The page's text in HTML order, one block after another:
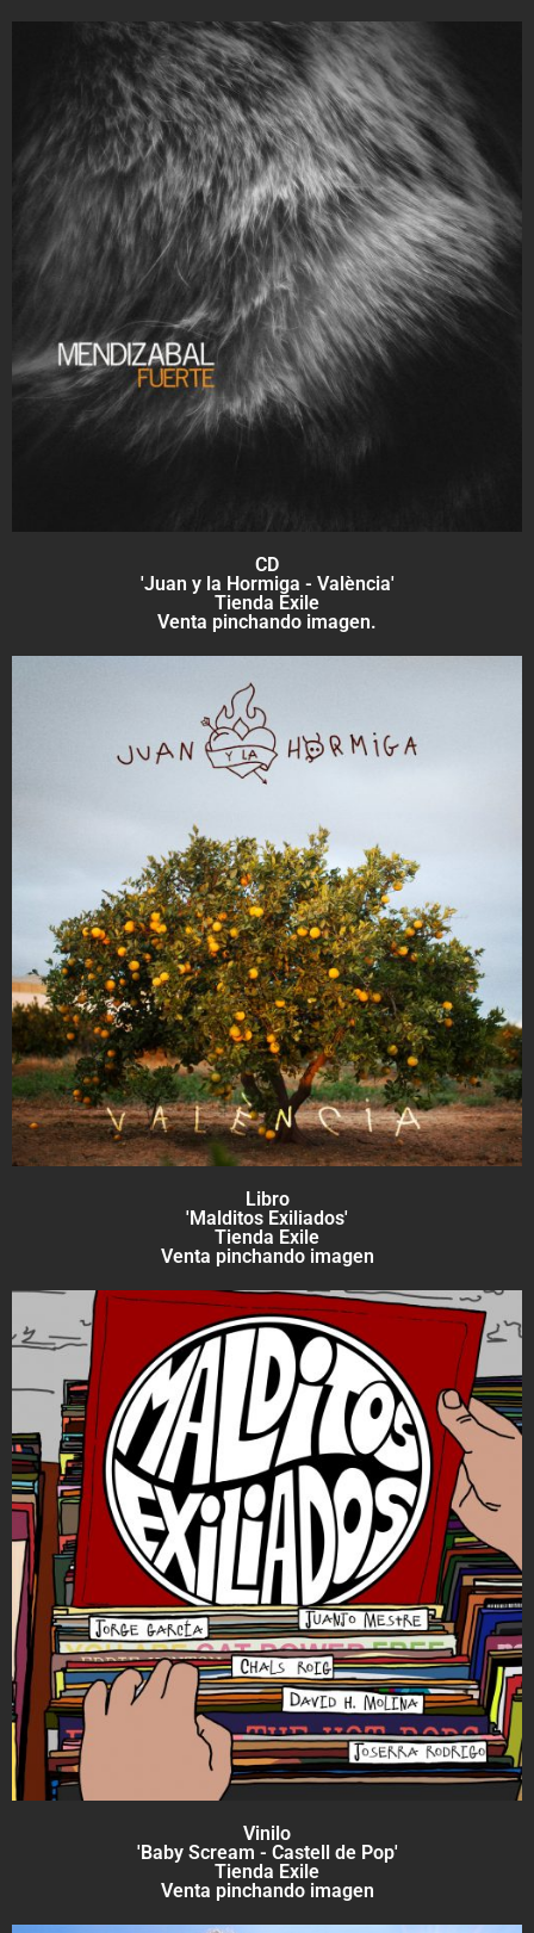
CD
'Juan y la Hormiga - València'
Tienda Exile
Venta pinchando imagen.
Libro
'Malditos Exiliados'
Tienda Exile
Venta pinchando imagen
Vinilo
'Baby Scream - Castell de Pop'
Tienda Exile
Venta pinchando imagen